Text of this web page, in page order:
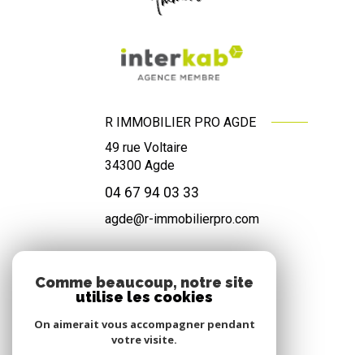
R IMMOBILIER PRO AGDE
49 rue Voltaire
34300 Agde
04 67 94 03 33
agde@r-immobilierpro.com
NOS RÉSEAUX
Comme beaucoup, notre site
utilise les cookies
On aimerait vous accompagner pendant
votre visite.